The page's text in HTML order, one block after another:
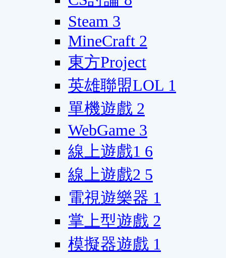
Steam 3
MineCraft 2
東方Project
英雄聯盟LOL 1
單機遊戲 2
WebGame 3
線上遊戲1 6
線上遊戲2 5
電視遊樂器 1
掌上型遊戲 2
模擬器遊戲 1